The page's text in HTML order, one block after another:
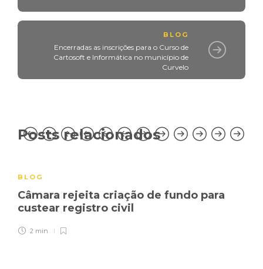
BLOG
Encerradas as inscrições para o Curso de
Cartosoft e Informática no município de
Curvelo
Posts relacionados
BLOG
Câmara rejeita criação de fundo para
custear registro civil
2 min